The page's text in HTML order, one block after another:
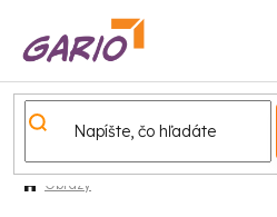
obsah
Obrazy